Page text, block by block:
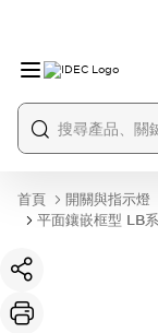
首頁 開關與指示燈
平面鑲嵌框型 LB